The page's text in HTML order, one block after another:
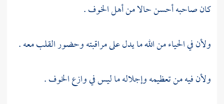
كان صاحبه أحسن حالا من أهل الخوف .
ولأن في الحياء من الله ما يدل على مراقبته وحضور القلب معه .
ولأن فيه من تعظيمه وإجلاله ما ليس في وازع الخوف .